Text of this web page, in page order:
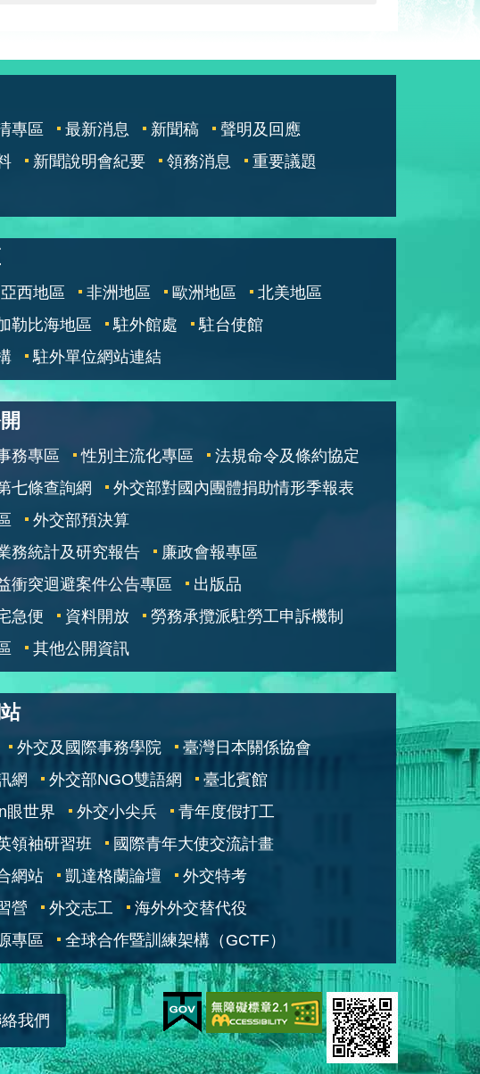
專區 最新消息 新聞稿
聲明及回應
新聞說明會紀要 領務消息
重要議題
亞西地區 非洲地區 歐洲地區
北美地區
勒比海地區
駐外館處
駐台使館
駐外單位網站連結
務專區 性別主流化專區
法規命令及條約協定
七條查詢網
外交部對國內團體捐助情形季報表
外交部預決算
務統計及研究報告
廉政會報專區
衝突迴避案件公告專區
出版品
急便
資料開放
勞務承攬派駐勞工申訴機制
其他公開資訊
外交及國際事務學院
臺灣日本關係協會
網
外交部NGO雙語網
臺北賓館
眼世界
外交小尖兵
青年度假打工
領袖研習班
國際青年大使交流計畫
網站
凱達格蘭論壇
外交特考
營
外交志工
海外外交替代役
專區
全球合作暨訓練架構（GCTF）
我們